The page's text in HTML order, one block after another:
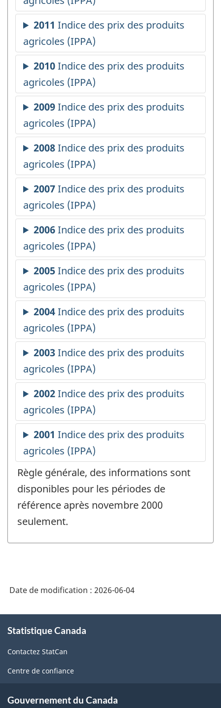
Règle générale, des informations sont
disponibles pour les périodes de
référence après novembre 2000
seulement.
Date de modification : 2026-06-04
propos
ce
site
Statistique Canada
Contactez StatCan
Centre de confiance
Gouvernement du Canada